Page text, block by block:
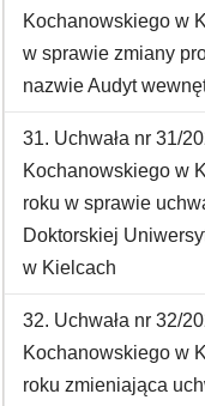
Kochanowskiego w
w sprawie zmiany
nazwie Audyt
31. Uchwała nr 31/
Kochanowskiego w
roku w sprawie
Doktorskiej
w Kielcach
32. Uchwała nr 32/
Kochanowskiego w
roku zmieniająca